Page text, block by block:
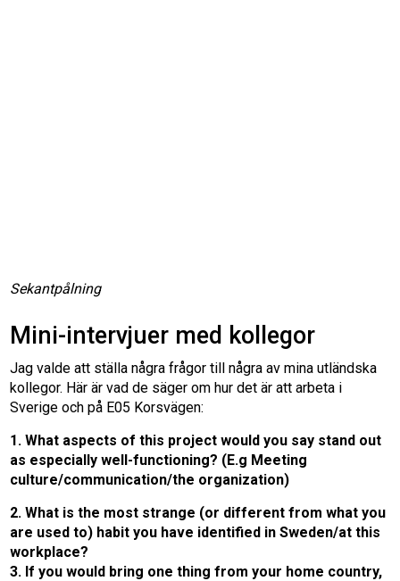
Sekantpålning
Mini-intervjuer med kollegor
Jag valde att ställa några frågor till några av mina utländska
kollegor. Här är vad de säger om hur det är att arbeta i
Sverige och på E05 Korsvägen:
1. What aspects of this project would you say stand out
as especially well-functioning? (E.g Meeting
culture/communication/the organization)
2. What is the most strange (or different from what you
are used to) habit you have identified in Sweden/at this
workplace?
3. If you would bring one thing from your home country,